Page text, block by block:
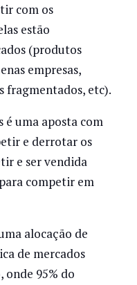
com os
estão
(produtos
empresas,
fragmentados, etc).
é uma aposta com
e derrotar os
e ser vendida
competir em
alocação de
de mercados
onde 95% do